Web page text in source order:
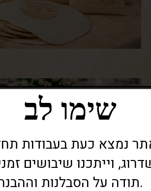
שימו לב
נמצא כעת בעבודות
וייתכנו שיבושים
תודה על הסבלנות וההבנה.